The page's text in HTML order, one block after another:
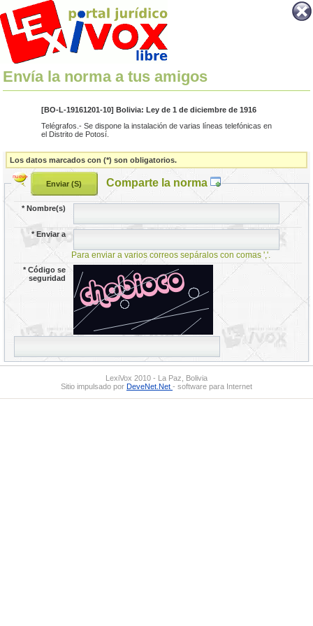
Envía la norma a tus amigos
[BO-L-19161201-10] Bolivia: Ley de 1 de diciembre de 1916
Telégrafos.- Se dispone la instalación de varias líneas telefónicas en
el Distrito de Potosí.
Los datos marcados con (*) son obligatorios.
Comparte la norma
*Nombre(s)
*Enviar a
Para enviar a varios correos sepáralos con comas ','.
*Código se
seguridad
LexiVox 2010 - La Paz, Bolivia
Sitio impulsado por DeveNet.Net - software para Internet